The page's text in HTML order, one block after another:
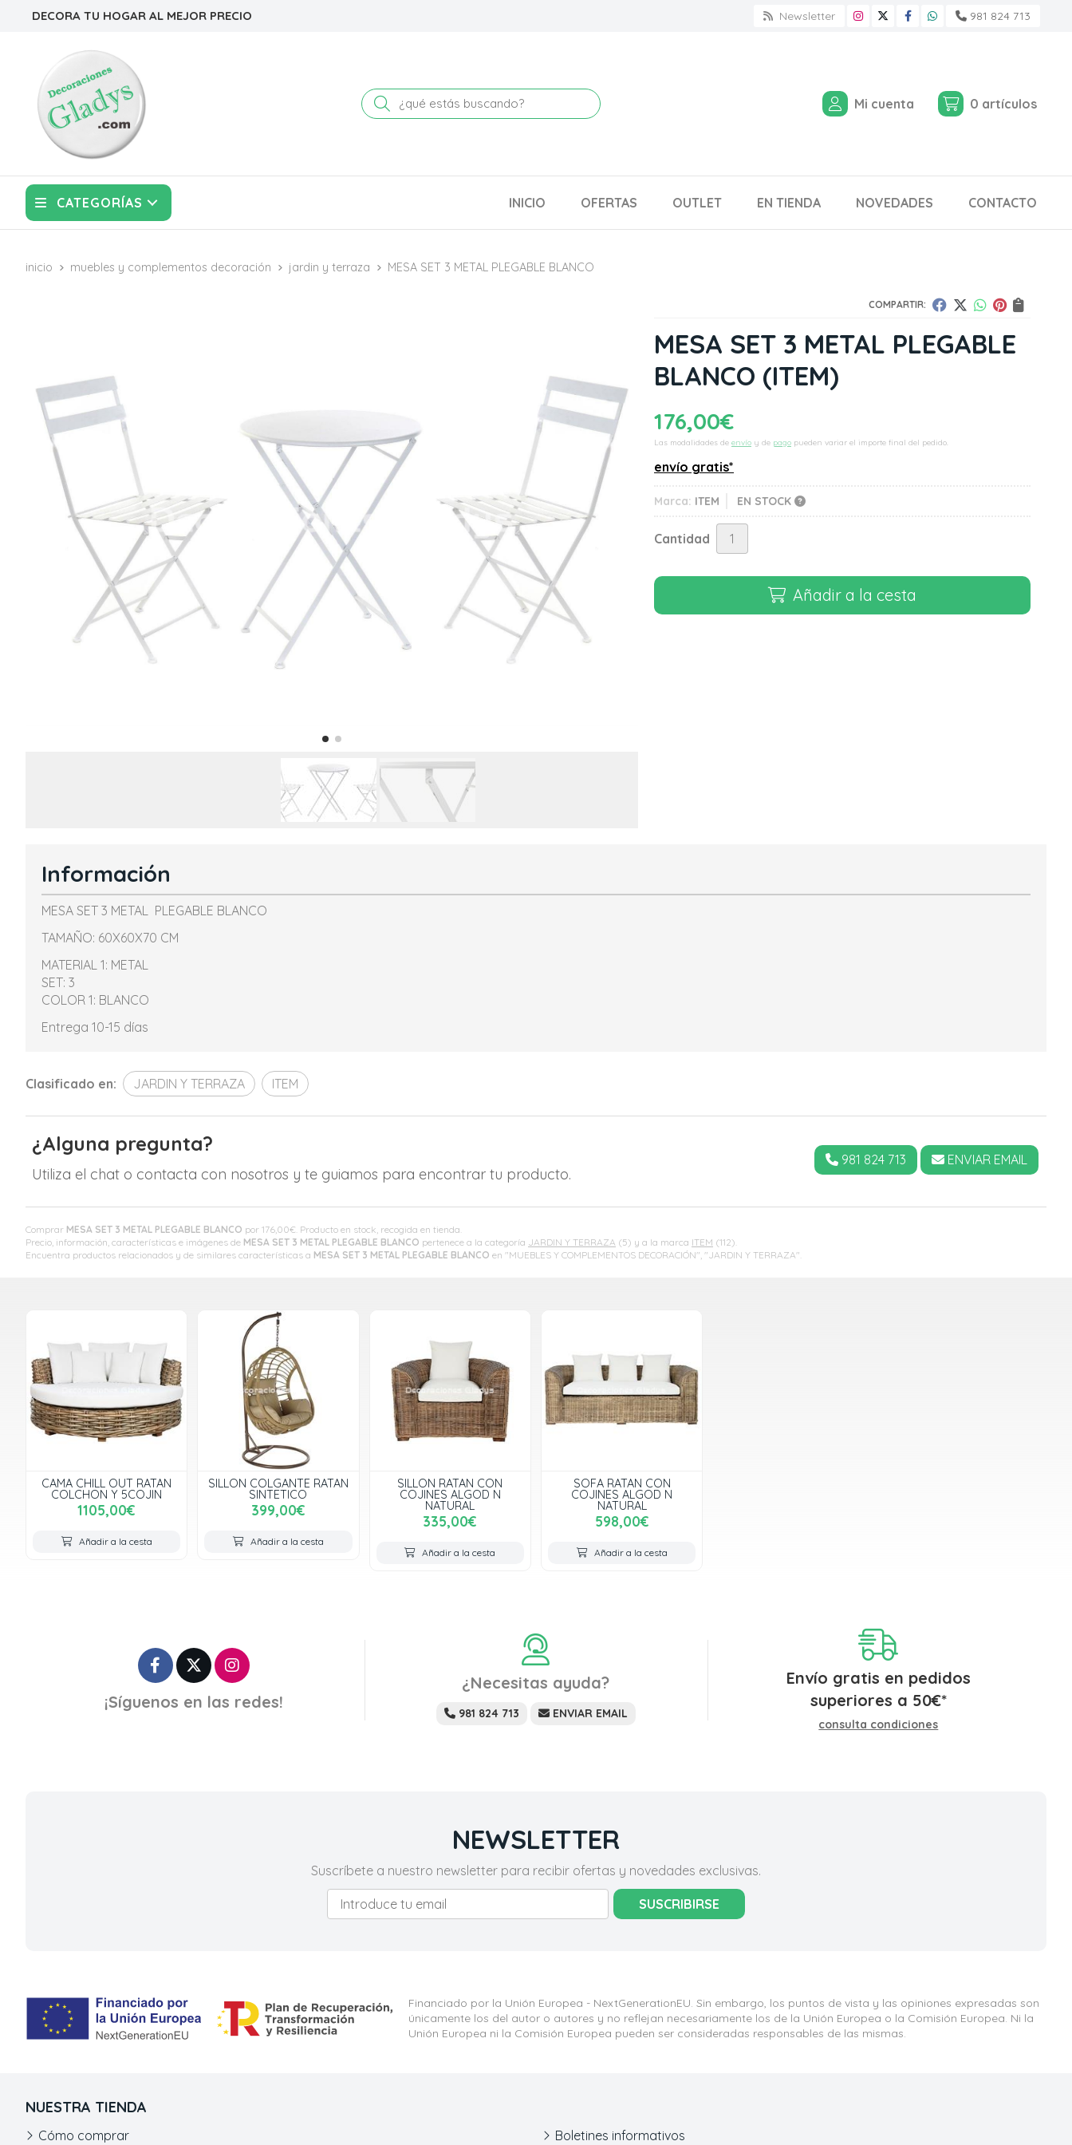
DECORA TU HOGAR AL MEJOR PRECIO Newsletter 981 824 713
Buscar Mi cuenta 0 artículos
CATEGORÍAS INICIO OFERTAS OUTLET EN TIENDA NOVEDADES CONTACTO
inicio muebles y complementos decoración jardin y terraza MESA SET 3 METAL PLEGABLE BLANCO
COMPARTIR:
MESA SET 3 METAL PLEGABLE
BLANCO (ITEM)
176,00€
Las modalidades de envío y de pago pueden variar el importe final del pedido.
envío gratis*
Marca: ITEM EN STOCK
Cantidad
Añadir a la cesta
Comprar MESA SET 3 METAL PLEGABLE BLANCO por 176,00€ . Producto en stock, recogida en tienda.
Precio, información, características e imágenes de MESA SET 3 METAL PLEGABLE BLANCO pertenece a la categoría JARDIN Y TERRAZA (5) y a la marca ITEM (112).
Encuentra productos relacionados y de similares características a MESA SET 3 METAL PLEGABLE BLANCO en "MUEBLES Y COMPLEMENTOS DECORACIÓN", "JARDIN Y TERRAZA".
Información
MESA SET 3 METAL PLEGABLE BLANCO
TAMAÑO: 60X60X70 CM
MATERIAL 1: METAL
SET: 3
COLOR 1: BLANCO
Entrega 10-15 días
Clasificado en: JARDIN Y TERRAZA ITEM
¿Alguna pregunta?
Utiliza el chat o contacta con nosotros y te guiamos para encontrar tu producto.
981 824 713 ENVIAR EMAIL
CAMA CHILL OUT RATAN
COLCHON Y 5COJIN
1105,00€
Añadir a la cesta
SILLON COLGANTE RATAN
SINTETICO
399,00€
Añadir a la cesta
SILLON RATAN CON
COJINES ALGOD N
NATURAL
335,00€
Añadir a la cesta
SOFA RATAN CON
COJINES ALGOD N
NATURAL
598,00€
Añadir a la cesta
¡Síguenos en las redes!
¿Necesitas ayuda?
981 824 713 ENVIAR EMAIL
Envío gratis en pedidos
superiores a 50€*
consulta condiciones
NEWSLETTER
Suscríbete a nuestro newsletter para recibir ofertas y novedades exclusivas.
SUSCRIBIRSE
Financiado por la Unión Europea - NextGenerationEU. Sin embargo, los puntos de vista y las opiniones expresadas son
únicamente los del autor o autores y no reflejan necesariamente los de la Unión Europea o la Comisión Europea. Ni la
Unión Europea ni la Comisión Europea pueden ser consideradas responsables de las mismas.
NUESTRA TIENDA
Cómo comprar Boletines informativos